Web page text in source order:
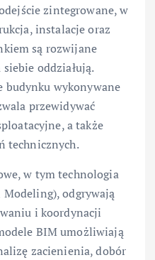
zintegrowane, w
instalacje oraz
są rozwijane
oddziałują.
budynku wykonywane
przewidywać
a także
technicznych.
w tym technologia
odgrywają
i koordynacji
BIM umożliwiają
zacienienia, dobór